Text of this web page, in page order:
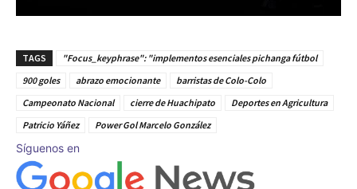
TAGS
"Focus_keyphrase": "implementos esenciales pichanga fútbol
900 goles
abrazo emocionante
barristas de Colo-Colo
Campeonato Nacional
cierre de Huachipato
Deportes en Agricultura
Patricio Yáñez
Power Gol Marcelo González
Síguenos en